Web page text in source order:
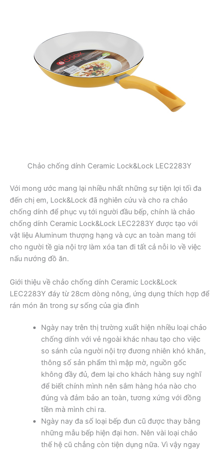
Chảo chống dính Ceramic Lock&Lock LEC2283Y
Với mong ước mang lại nhiều nhất những sự tiện lợi tối đa
đến chị em, Lock&Lock đã nghiên cứu và cho ra chảo
chống dính để phục vụ tới người đầu bếp, chính là chảo
chống dính Ceramic Lock&Lock LEC2283Y được tạo với
vật liệu Aluminum thượng hạng và cực an toàn mang tới
cho người tề gia nội trợ làm xóa tan đi tất cả nỗi lo về việc
nấu nướng đồ ăn.
Giới thiệu về chảo chống dính Ceramic Lock&Lock
LEC2283Y đáy từ 28cm dòng nông, ứng dụng thích hợp để
rán món ăn trong sự sống của gia đình
Ngày nay trên thị trường xuất hiện nhiều loại chảo
chống dính với vẻ ngoài khác nhau tạo cho việc
so sánh của người nội trợ đương nhiên khó khăn,
thông số sản phẩm thì mập mờ, nguồn gốc
không đầy đủ, đem lại cho khách hàng suy nghĩ
để biết chính mình nên sắm hàng hóa nào cho
đúng và đảm bảo an toàn, tương xứng với đồng
tiền mà mình chi ra.
Ngày nay đa số loại bếp đun cũ được thay bằng
những mẫu bếp hiện đại hơn. Nên vài loại chảo
thế hệ cũ chẳng còn tiện dụng nữa. Vì vậy ngay